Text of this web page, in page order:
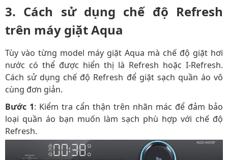
3. Cách sử dụng chế độ Refresh
trên máy giặt Aqua
Tùy vào từng model máy giặt Aqua mà chế độ giặt hơi
nước có thể được hiển thị là Refresh hoặc I-Refresh.
Cách sử dụng chế độ Refresh để giặt sạch quần áo vô
cùng đơn giản.
Bước 1: Kiểm tra cẩn thận trên nhãn mác để đảm bảo
loại quần áo bạn muốn làm sạch phù hợp với chế độ
Refresh.